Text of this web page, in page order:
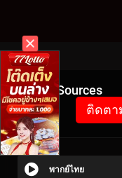
Video Sources
ติดตา
พากย์ไทย